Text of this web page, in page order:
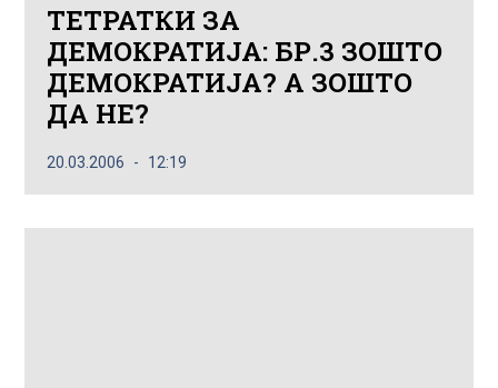
ТЕТРАТКИ ЗА
ДЕМОКРАТИЈА: БР.3 ЗОШТО
ДЕМОКРАТИЈА? А ЗОШТО
ДА НЕ?
20.03.2006 12:19